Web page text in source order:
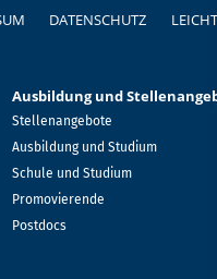
DATENSCHUTZ
Ausbildung und
Stellenangebote
Ausbildung und Studium
Schule und Studium
Promovierende
Postdocs